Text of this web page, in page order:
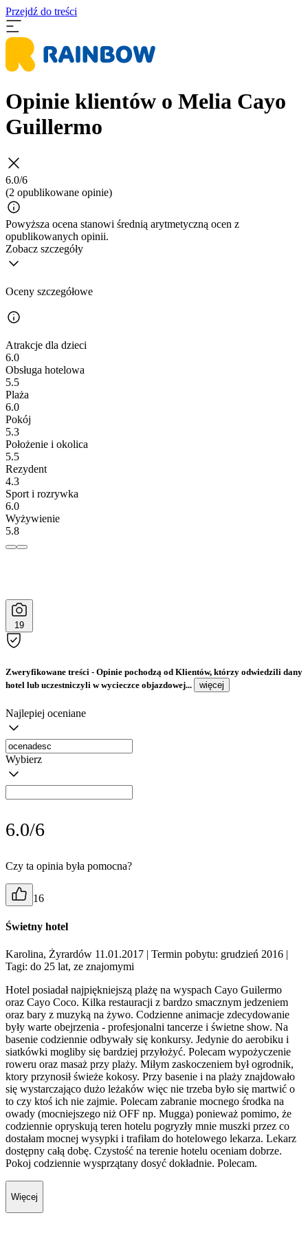
Przejdź do treści
Opinie klientów o Melia Cayo
Guillermo
6.0/6
(2 opublikowane opinie)
Powyższa ocena stanowi średnią arytmetyczną ocen z
opublikowanych opinii.
Zobacz szczegóły
Oceny szczegółowe
Atrakcje dla dzieci
6.0
Obsługa hotelowa
5.5
Plaża
6.0
Pokój
5.3
Położenie i okolica
5.5
Rezydent
4.3
Sport i rozrywka
6.0
Wyżywienie
5.8
19
Zweryfikowane treści - Opinie pochodzą od Klientów, którzy odwiedzili dany
hotel lub uczestniczyli w wycieczce objazdowej...
więcej
Najlepiej oceniane
Wybierz
6.0/6
Czy ta opinia była pomocna?
16
Świetny hotel
Karolina, Żyrardów 11.01.2017 | Termin pobytu: grudzień 2016 |
Tagi: do 25 lat, ze znajomymi
Hotel posiadał najpiękniejszą plażę na wyspach Cayo Guilermo
oraz Cayo Coco. Kilka restauracji z bardzo smacznym jedzeniem
oraz bary z muzyką na żywo. Codzienne animacje zdecydowanie
były warte obejrzenia - profesjonalni tancerze i świetne show. Na
basenie codziennie odbywały się konkursy. Jedynie do aerobiku i
siatkówki mogliby się bardziej przyłożyć. Polecam wypożyczenie
roweru oraz masaż przy plaży. Miłym zaskoczeniem był ogrodnik,
ktory przynosił świeże kokosy. Przy basenie i na plaży znajdowało
się wystarczająco dużo leżaków więc nie trzeba było się martwić o
to czy ktoś ich nie zajmie. Polecam zabranie mocnego środka na
owady (mocniejszego niż OFF np. Mugga) ponieważ pomimo, że
codziennie opryskują teren hotelu pogryzły mnie muszki przez co
dostałam mocnej wysypki i trafiłam do hotelowego lekarza. Lekarz
dostępny całą dobę. Czystość na terenie hotelu oceniam dobrze.
Pokoj codziennie wysprzątany dosyć dokładnie. Polecam.
Więcej